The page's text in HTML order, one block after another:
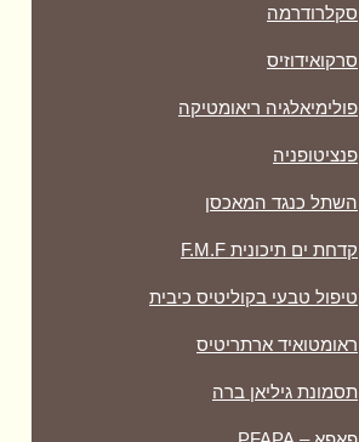
סקלרודרמה
סרקואידוזיס
פולימיאלגיה ריאומטיקה
‏פנציטופניה
השתל כנגד המאכסן
קדחת ים תיכונית F.M.F
טיפול טבעי בקוליטיס כיבית
ראומטואיד ארתריטיס
תסמונת גיליאן ברה